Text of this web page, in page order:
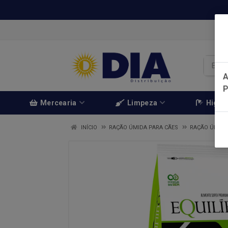
Mercearia Limpeza
INÍCIO RAÇÃO ÚMIDA PARA CÃES RAÇÃO ÚMIDA